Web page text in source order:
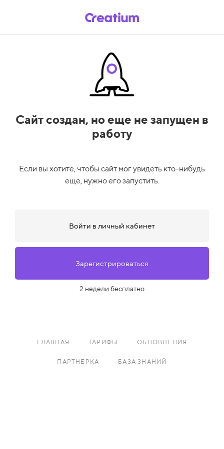
Сайт создан, но еще не запущен в
работу
Если вы хотите, чтобы сайт мог увидеть кто-нибудь
еще, нужно его запустить.
Войти в личный кабинет
Зарегистрироваться
2 недели бесплатно
ГЛАВНАЯ ТАРИФЫ ОБНОВЛЕНИЯ
ПАРТНЕРКА БАЗА ЗНАНИЙ